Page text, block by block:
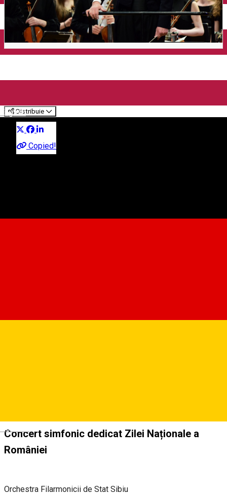
English
Deutsch
României
Distribuie
Copied!
Muzică clasică
Concert simfonic dedicat Zilei Naționale a
României
Orchestra Filarmonicii de Stat Sibiu